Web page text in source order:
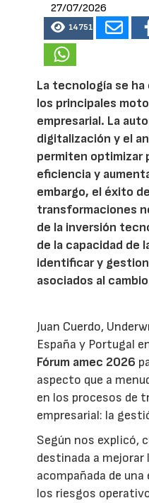
27/07/2026
14751
La tecnología se
los principales
empresarial. La
digitalización y el
permiten optimizar
eficiencia y
embargo, el éxito
transformaciones
de la inversión
de la capacidad de
identificar y
asociados al
Juan Cuerdo,
España y Portugal
Fórum amec 2026
aspecto que a
en los procesos de
empresarial: la
Según nos explicó,
destinada a mejorar
acompañada de una
los riesgos